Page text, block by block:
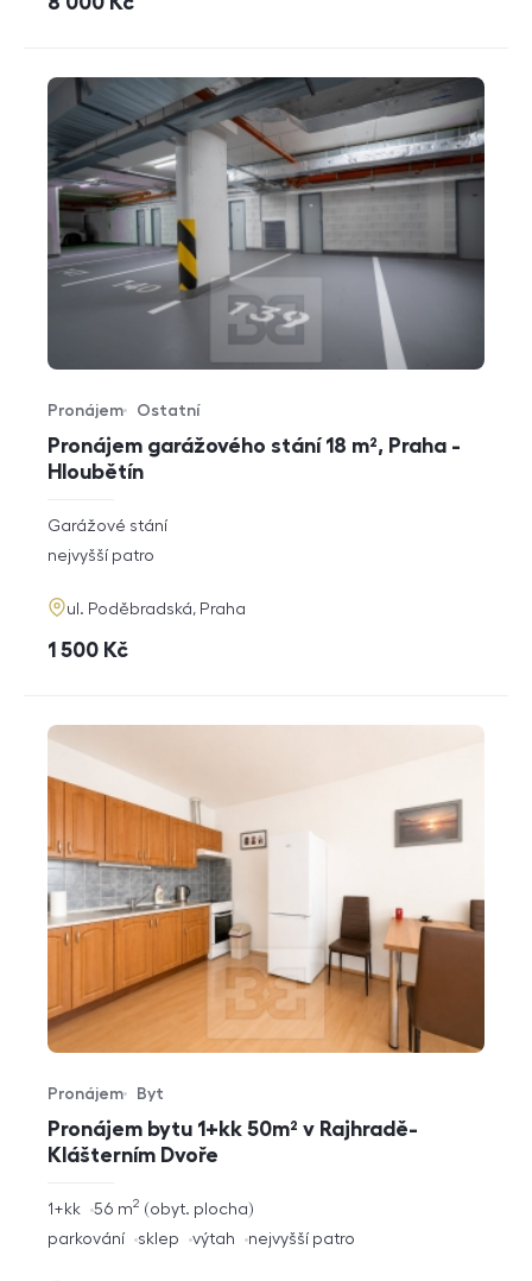
Pronájem garážového stání 18 m², Praha -
Hloubětín
Typ nabídky
Pronájem
Typ nemovitosti
Ostatní
rozměry
dispozice
Garážové stání
funkce
nejvyšší patro
adresa
ul. Poděbradská, Praha
cena
1 500 Kč
Pronájem bytu 1+kk 50m² v Rajhradě-
Klášterním Dvoře
Typ nabídky
Pronájem
Typ nemovitosti
Byt
rozměry
dispozice
1+kk obyt. plocha
56 m2
funkce
parkování sklep výtah nejvyšší patro